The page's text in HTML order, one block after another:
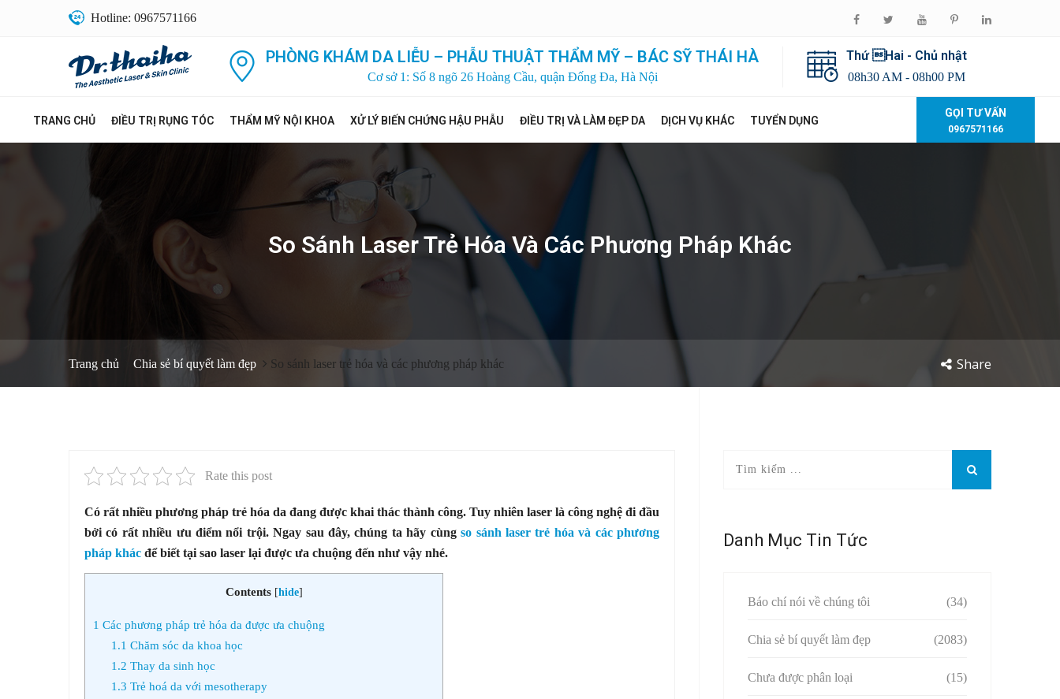
Hotline: 0967571166
PHÒNG KHÁM DA LIỄU – PHẪU THUẬT THẨM MỸ – BÁC SỸ THÁI HÀ
Cơ sở 1: Số 8 ngõ 26 Hoàng Cầu, quận Đống Đa, Hà Nội
Thứ Hai - Chủ nhật
08h30 AM - 08h00 PM
TRANG CHỦ ĐIỀU TRỊ RỤNG TÓC THẨM MỸ NỘI KHOA XỬ LÝ BIẾN CHỨNG HẬU PHẪU ĐIỀU TRỊ VÀ LÀM ĐẸP DA DỊCH VỤ KHÁC TUYỂN DỤNG
GỌI TƯ VẤN
0967571166
So Sánh Laser Trẻ Hóa Và Các Phương Pháp Khác
Trang chủ Chia sẻ bí quyết làm đẹp So sánh laser trẻ hóa và các phương pháp khác Share
Rate this post
Có rất nhiều phương pháp trẻ hóa da đang được khai thác thành công. Tuy nhiên laser là công nghệ đi đầu
bởi có rất nhiều ưu điểm nổi trội. Ngay sau đây, chúng ta hãy cùngso sánh laser trẻ hóa và các phương
pháp khác để biết tại sao laser lại được ưa chuộng đến như vậy nhé.
Contents [hide]
1 Các phương pháp trẻ hóa da được ưa chuộng
1.1 Chăm sóc da khoa học
1.2 Thay da sinh học
1.3 Trẻ hoá da với mesotherapy
Danh Mục Tin Tức
Báo chí nói về chúng tôi (34)
Chia sẻ bí quyết làm đẹp (2083)
Chưa được phân loại (15)